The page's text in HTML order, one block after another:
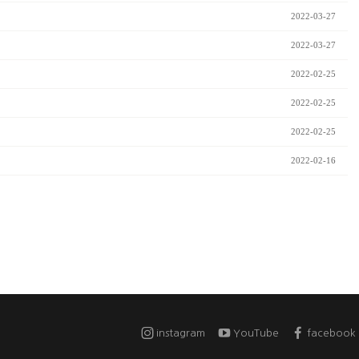
2022-03-27
2022-03-27
2022-02-25
2022-02-25
2022-02-25
2022-02-16
instagram YouTube facebook